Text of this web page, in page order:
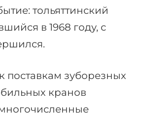
тольяттинский
в 1968 году, с
поставкам зуборезных
кранов